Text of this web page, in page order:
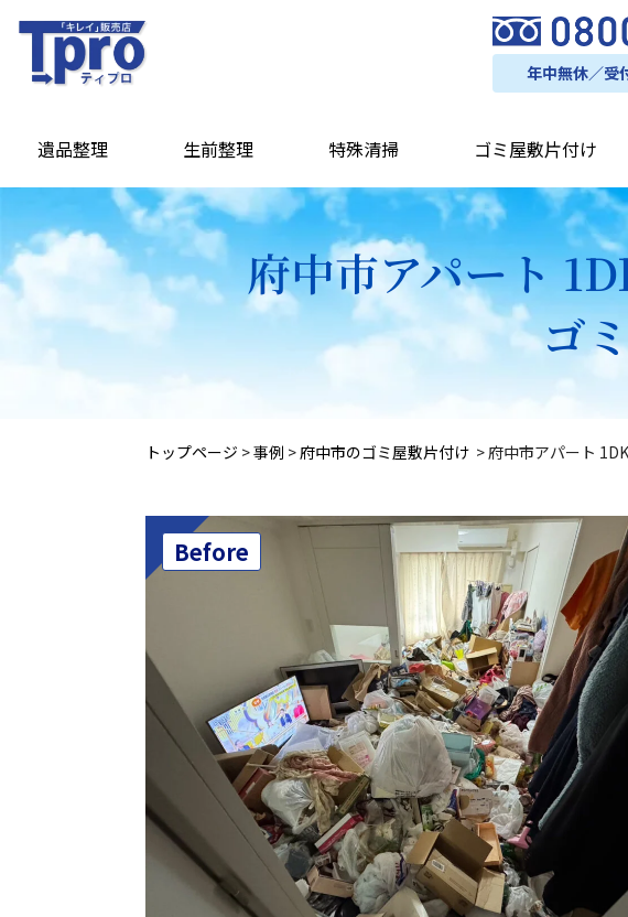
年中無休／受
遺品整理 生前整理 特殊清掃 ゴミ屋敷片付け
府中市アパート
ゴ
トップページ >事例 > 府中市のゴミ屋敷片付け > 府中市アパート
Before